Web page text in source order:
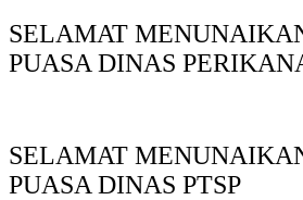
SELAMAT
PUASA DINAS
SELAMAT
PUASA DINAS PTSP